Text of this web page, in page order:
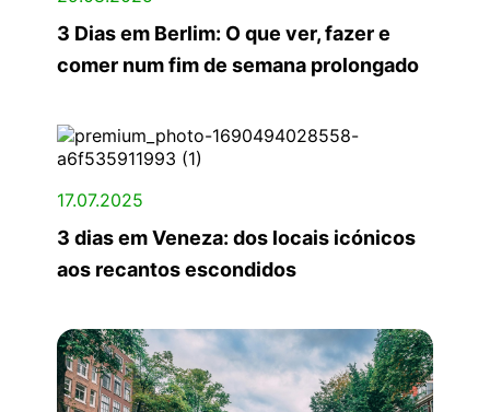
3 Dias em Berlim: O que ver, fazer e
comer num fim de semana prolongado
17.07.2025
3 dias em Veneza: dos locais icónicos
aos recantos escondidos